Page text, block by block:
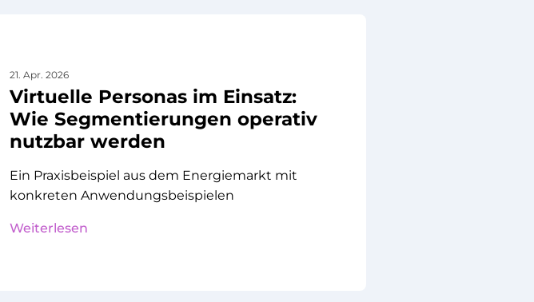
21. Apr. 2026
Virtuelle Personas im Einsatz:
Wie Segmentierungen operativ
nutzbar werden
Ein Praxisbeispiel aus dem Energiemarkt mit
konkreten Anwendungsbeispielen
Weiterlesen